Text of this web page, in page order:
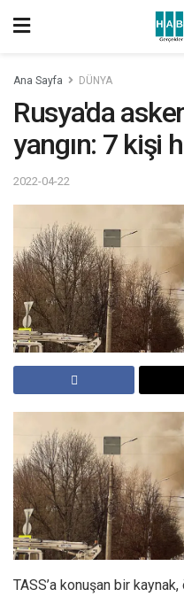
Ana Sayfa DÜNYA
Rusya'da
yangın: 7 kişi
2022-04-22
TASS’a konuşan bir